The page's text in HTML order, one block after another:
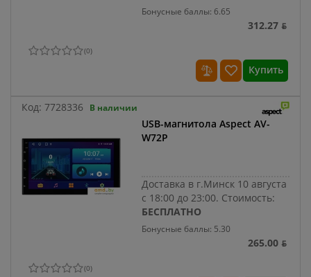
Бонусные баллы: 6.65
312.27 ƃ
(0)
Купить
Код: 7728336 В наличии
USB-магнитола Aspect AV-
W72P
Доставка в г.Минск 10 августа
с 18:00 до 23:00. Стоимость:
БЕСПЛАТНО
Бонусные баллы: 5.30
265.00 ƃ
(0)